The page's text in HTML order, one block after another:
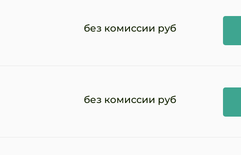
без комиссии руб
без комиссии руб